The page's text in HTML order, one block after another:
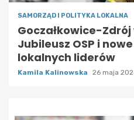
SAMORZĄD I POLITYKA LOKALNA
Goczałkowice-Zdrój
Jubileusz OSP i
lokalnych liderów
Kamila Kalinowska 26 maja